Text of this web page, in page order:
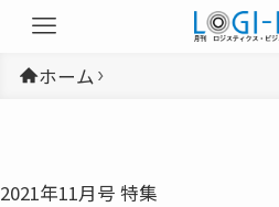
ホーム
2021年11月号 特集